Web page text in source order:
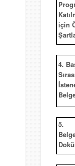
için
4.
5.